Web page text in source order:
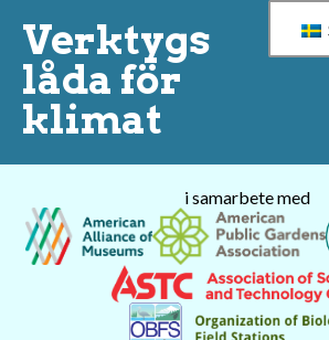
Verktygs
låda för
klimat
i samarbete med